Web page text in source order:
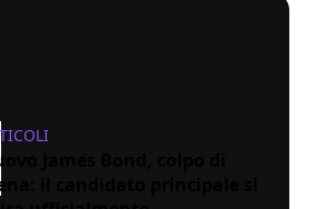
James Bond, colpo di
il candidato principale si